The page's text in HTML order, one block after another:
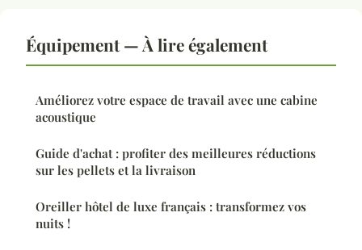
Équipement — À lire également
Améliorez votre espace de travail avec une cabine
acoustique
Guide d'achat : profiter des meilleures réductions
sur les pellets et la livraison
Oreiller hôtel de luxe français : transformez vos
nuits !